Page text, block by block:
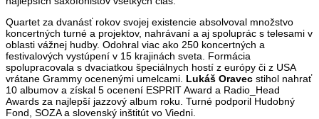
Quartet za dvanásť rokov svojej existencie absolvoval množstvo
koncertných turné a projektov, nahrávaní a aj spoluprác s telesami v
oblasti vážnej hudby. Odohral viac ako 250 koncertných a
festivalových vystúpení v 15 krajinách sveta. Formácia
spolupracovala s dvaciatkou špeciálnych hostí z európy či z USA
vrátane Grammy ocenenými umelcami. Lukáš Oravec stihol nahrať
10 albumov a získal 5 ocenení ESPRIT Award a Radio_Head
Awards za najlepší jazzový album roku. Turné podporil Hudobný
Fond, SOZA a slovenský inštitút vo Viedni.